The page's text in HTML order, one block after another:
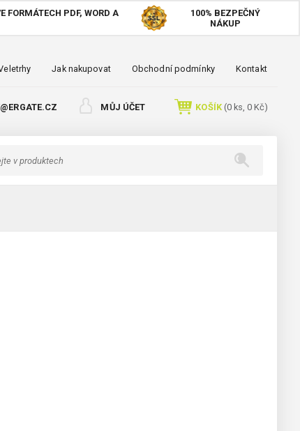
FORMÁTECH PDF, WORD A
100% BEZPEČNÝ
NÁKUP
Jak nakupovat Obchodní podmínky Kontakt
MŮJ ÚČET KOŠÍK(0ks, 0 Kč)